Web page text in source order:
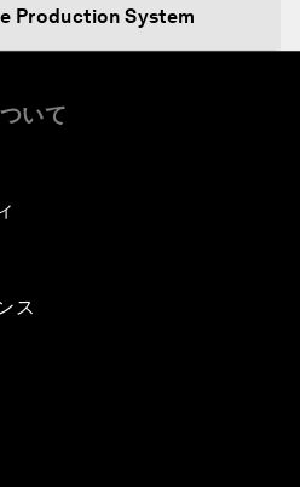
Production System
Leader?
of China's Financial
いて
ス